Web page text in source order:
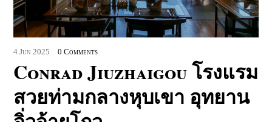
4 Jun 2025 0 Comments
Conrad Jiuzhaigou โรงแรม
สวยท่ามกลางหุบเขา อุทยาน